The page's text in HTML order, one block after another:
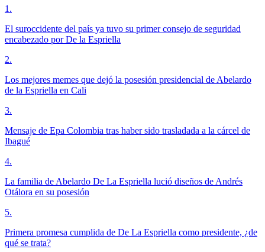
1 .
El suroccidente del país ya tuvo su primer consejo de seguridad
encabezado por De la Espriella
2.
Los mejores memes que dejó la posesión presidencial de Abelardo
de la Espriella en Cali
3.
Mensaje de Epa Colombia tras haber sido trasladada a la cárcel de
Ibagué
4.
La familia de Abelardo De La Espriella lució diseños de Andrés
Otálora en su posesión
5.
Primera promesa cumplida de De La Espriella como presidente, ¿de
qué se trata?